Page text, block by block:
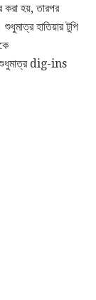
করা হয়, তারপর
হাতিয়ার টুপি
dig-ins